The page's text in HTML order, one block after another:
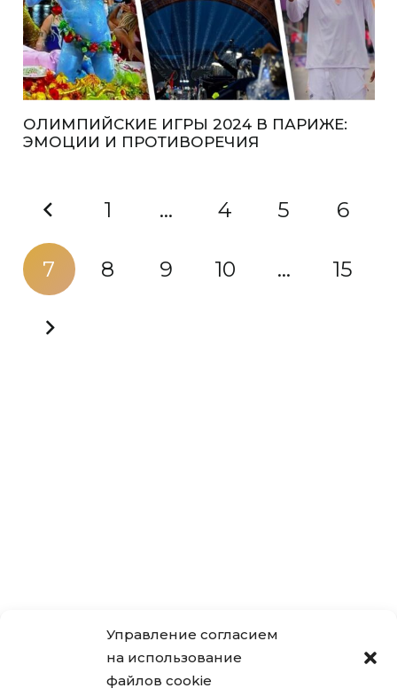
Управление согласием
на использование
файлов cookie
ОЛИМПИЙСКИЕ ИГРЫ 2024 В ПАРИЖЕ:
ЭМОЦИИ И ПРОТИВОРЕЧИЯ
1 … 4 5 6
7 8 9 10 … 15